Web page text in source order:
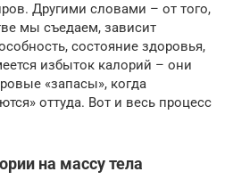
Другими словами – от того,
мы съедаем, зависит
состояние здоровья,
избыток калорий – они
«запасы», когда
оттуда. Вот и весь процесс
на массу тела